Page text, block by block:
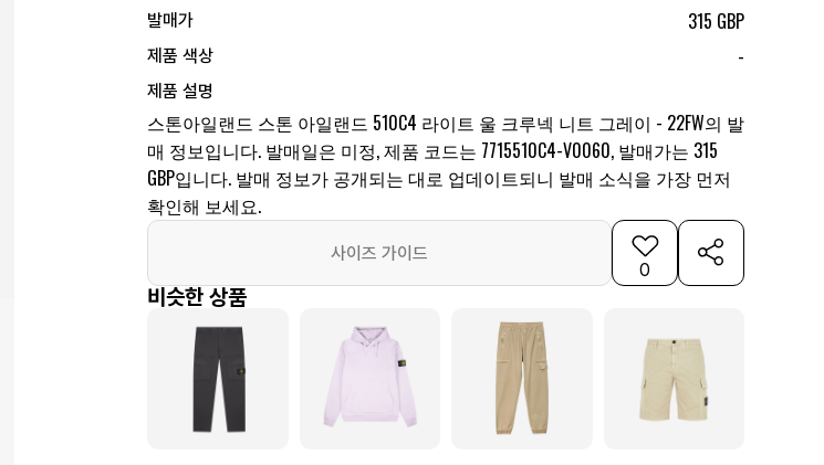
발매가 315 GBP
제품 색상 -
제품 설명
스톤아일랜드 스톤 아일랜드 510C4 라이트 울 크루넥 니트 그레이 - 22FW의 발
매 정보입니다. 발매일은 미정, 제품 코드는 7715510C4-V0060, 발매가는 315
GBP입니다. 발매 정보가 공개되는 대로 업데이트되니 발매 소식을 가장 먼저
확인해 보세요.
사이즈 가이드
0
비슷한 상품